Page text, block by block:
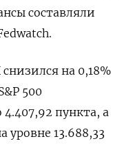
составляли
на 0,18%
500
пункта, а
уровне 13.688,33